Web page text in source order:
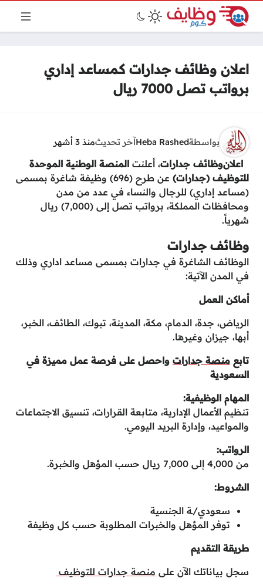
اعلان وظائف جدارات كمساعد إداري
برواتب تصل 7000 ريال
بواسطةHeba Rashedآخر تحديثمنذ 3 أشهر
وظائف جدارات، أعلنت المنصة الوطنية الموحدة
للتوظيف (جدارات)
عن طرح (696) وظيفة شاغرة بمسمى
(مساعد إداري) للرجال والنساء في عدد من مدن
ومحافظات المملكة، برواتب تصل إلى (7,000) ريال
شهرياً.
وظائف جدارات
الوظائف الشاغرة في جدارات بمسمى مساعد اداري وذلك
في المدن الآتية:
أماكن العمل
الرياض، جدة، الدمام، مكة، المدينة، تبوك، الطائف، الخبر،
أبها، جيزان وغيرها.
تابع منصة جدارات واحصل على فرصة عمل مميزة في
السعودية
المهام الوظيفية:
تنظيم الأعمال الإدارية، متابعة القرارات، تنسيق الاجتماعات
والمواعيد، وإدارة البريد اليومي.
الرواتب:
من 4,000 إلى 7,000 ريال حسب المؤهل والخبرة.
الشروط:
سعودي/ـة الجنسية
توفر المؤهل والخبرات المطلوبة حسب كل وظيفة
طريقة التقديم
سجل بياناتك الآن على منصة جدارات للتوظيف